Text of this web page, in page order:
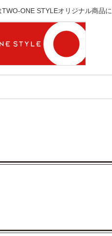
ONE STYLEオリジナル商品に